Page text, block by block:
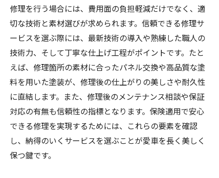
修理を行う場合には、費用面の負担軽減だけでなく、適
切な技術と素材選びが求められます。信頼できる修理サ
ービスを選ぶ際には、最新技術の導入や熟練した職人の
技術力、そして丁寧な仕上げ工程がポイントです。たと
えば、修理箇所の素材に合ったパネル交換や高品質な塗
料を用いた塗装が、修理後の仕上がりの美しさや耐久性
に直結します。また、修理後のメンテナンス相談や保証
対応の有無も信頼性の指標となります。保険適用で安心
できる修理を実現するためには、これらの要素を確認
し、納得のいくサービスを選ぶことが愛車を長く美しく
保つ鍵です。